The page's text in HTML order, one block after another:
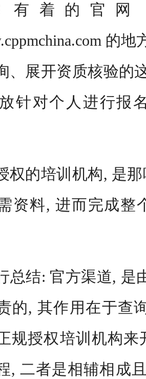
有着的官网
的
、展开资质核验的
针对个人进行报
权的培训机构, 是
资料, 进而完成整
总结: 官方渠道, 是
的, 其作用在于查
规授权培训机构来
, 二者是相辅相成